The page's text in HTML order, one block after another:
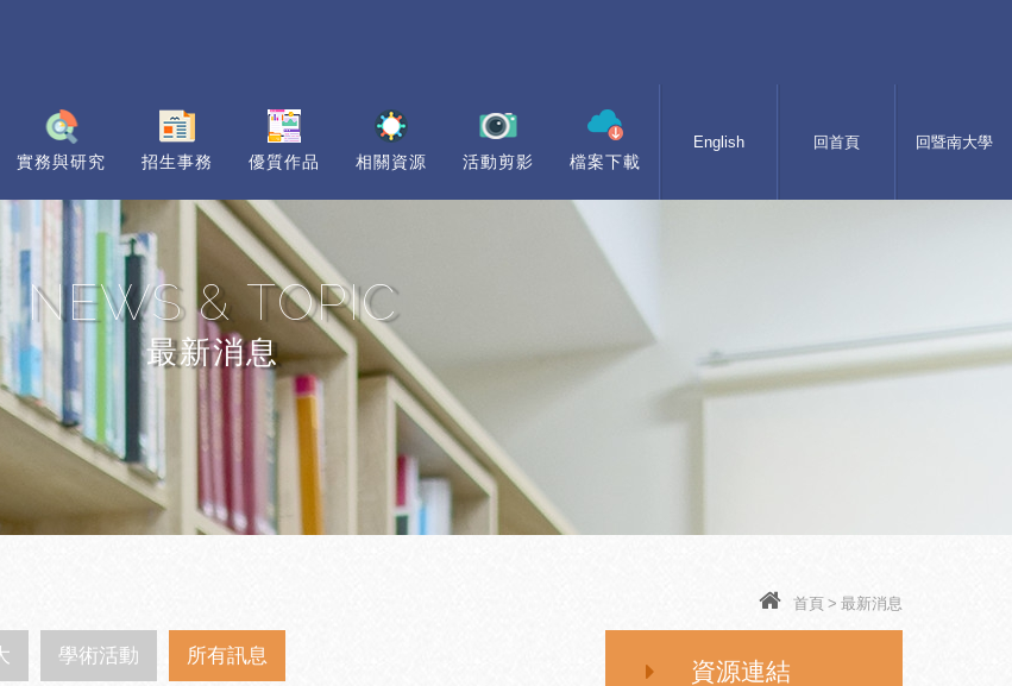
實務與研究 招生事務 優質作品 相關資源 活動剪影 檔案下載
English 回首頁 回暨南大學
NEWS & TOPIC
最新消息
首頁 > 最新消息
學術活動 所有訊息
資源連結